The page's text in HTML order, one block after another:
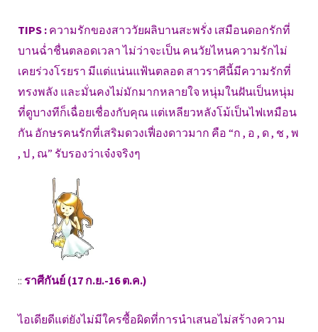
TIPS : ความรักของสาววัยผลิบานสะพรั่ง เสมือนดอกรักที่
บานฉ่ำชื่นตลอดเวลา ไม่ว่าจะเป็น คนวัยไหนความรักไม่
เคยร่วงโรยรา มีแต่แน่นแฟ้นตลอด สาวราศีนี้มีความรักที่
ทรงพลัง และมั่นคงไม่มักมากหลายใจ หนุ่มในฝันเป็นหนุ่ม
ที่ดูบางทีก็เฉื่อยเชื่องกับคุณ แต่เหลียวหลังโม้เป็นไฟเหมือน
กัน อักษรคนรักที่เสริมดวงเฟื่องดาวมาก คือ “ก , อ , ด , ช , พ
, ป , ณ” รับรองว่าเจ๋งจริงๆ
:: ราศีกันย์ (17 ก.ย.-16 ต.ค.)
ไอเดียดีแต่ยังไม่มีใครซื้อผิดที่การนำเสนอไม่สร้างความ